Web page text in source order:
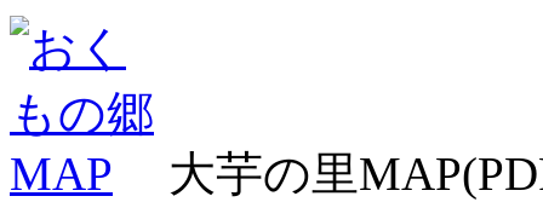
大芋の里